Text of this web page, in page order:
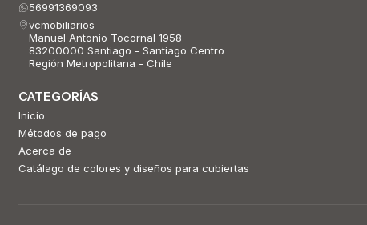
56991369093
vcmobiliarios
Manuel Antonio Tocornal 1958
83200000 Santiago - Santiago Centro
Región Metropolitana - Chile
CATEGORÍAS
Inicio
Métodos de pago
Acerca de
Catálago de colores y diseños para cubiertas